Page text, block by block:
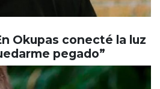
Okupas conecté la luz
pegado”